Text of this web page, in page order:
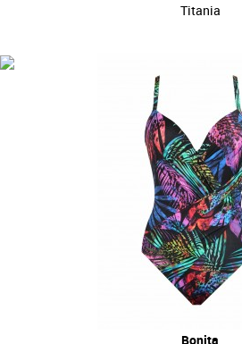
Titania
Bonita